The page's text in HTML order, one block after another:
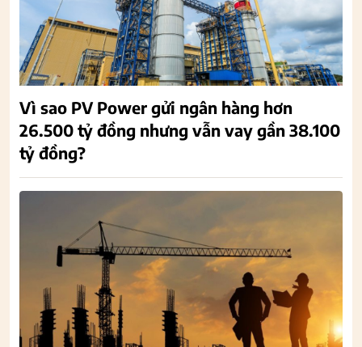
Vì sao PV Power gửi ngân hàng hơn
26.500 tỷ đồng nhưng vẫn vay gần 38.100
tỷ đồng?